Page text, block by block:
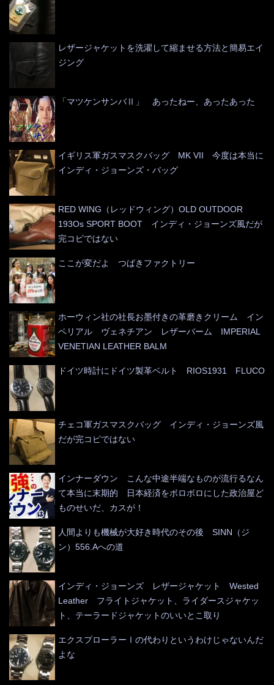
レザージャケットを洗濯して縮ませる方法と簡易エイ
ジング
「マツケンサンバⅡ」 あったねー、あったあった
イギリス軍ガスマスクバッグ MK VII 今度は本当に
インディ・ジョーンズ・バッグ
RED WING（レッドウィング）OLD OUTDOOR
193Os SPORT BOOT インディ・ジョーンズ風だが
完コピではない
ここが変だよ つばきファクトリー
ホーウィン社の社長お墨付きの革磨きクリーム イン
ペリアル ヴェネチアン レザーバーム IMPERIAL
VENETIAN LEATHER BALM
ドイツ時計にドイツ製革ベルト RIOS1931 FLUCO
チェコ軍ガスマスクバッグ インディ・ジョーンズ風
だが完コピではない
インナーダウン こんな中途半端なものが流行るなん
て本当に末期的 日本経済をボロボロにした政治屋ど
ものせいだ、カスが！
人間よりも機械が大好き時代のその後 SINN（ジ
ン）556.Aへの道
インディ・ジョーンズ レザージャケット Wested
Leather フライトジャケット、ライダースジャケッ
ト、テーラードジャケットのいいとこ取り
エクスプローラーⅠの代わりというわけじゃないんだ
よな